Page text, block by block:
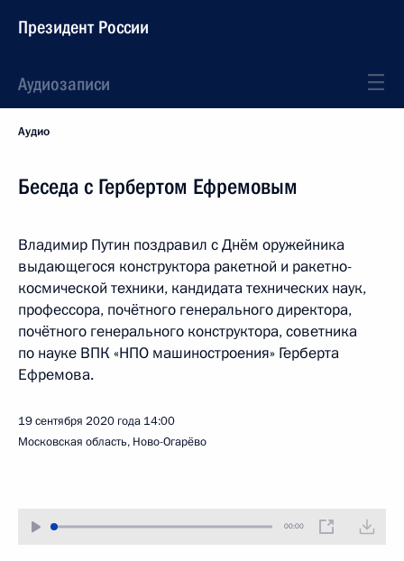
Президент России
Аудиозаписи
Аудио
Беседа с Гербертом Ефремовым
Владимир Путин поздравил с Днём оружейника
выдающегося конструктора ракетной и ракетно-
космической техники, кандидата технических наук,
профессора, почётного генерального директора,
почётного генерального конструктора, советника
по науке ВПК «НПО машиностроения» Герберта
Ефремова.
19 сентября 2020 года 14:00
Московская область, Ново-Огарёво
00:00